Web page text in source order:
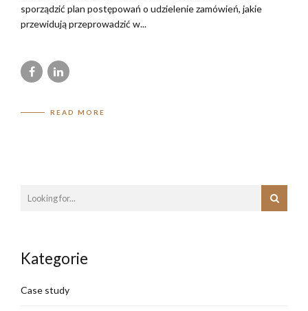
sporządzić plan postępowań o udzielenie zamówień, jakie
przewidują przeprowadzić w...
READ MORE
Kategorie
Case study